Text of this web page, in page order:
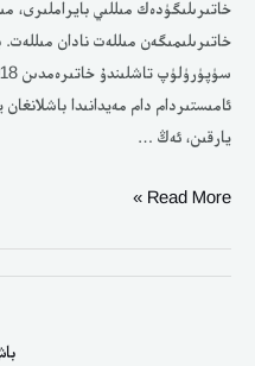
خاتٮرٮلٮگۈدەك مٮللٮي بایراملٮرى،
خاتٮرٮلٮمٮگەن مٮللەت نادان
ئامٮستٮردام دام مەیدانٮدا
یارقٮن، ئەڭ …
ۋىجدانى
ۋە
مىللىي
بۇرچى
Read More »